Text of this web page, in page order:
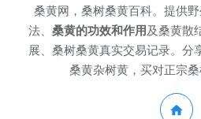
桑黄网，桑树桑黄百科。提供
法、 桑黄的功效和作用及桑黄散
展、桑树桑黄真实交易记录。分
桑黄杂树黄，买对正宗桑